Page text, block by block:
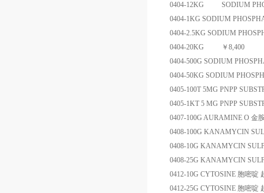
0404-12KG
0404-1KG SODIUM
0404-2.5KG SODIUM
0404-20KG
￥ 8,400
0404-500G SODIUM
0404-50KG SODIUM
0405-100T 5MG PNPP
0405-1KT 5 MG PNPP
0407-100G AURAMINE O 金
0408-100G KANAMYCIN
0408-10G KANAMYCIN
0408-25G KANAMYCIN
0412-10G CYTOSINE 胞嘧啶
0412-25G CYTOSINE 胞嘧啶